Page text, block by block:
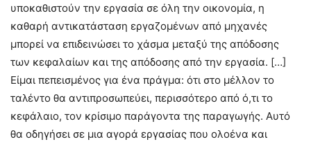
υποκαθιστούν την εργασία σε όλη την οικονομία, η
καθαρή αντικατάσταση εργαζομένων από μηχανές
μπορεί να επιδεινώσει το χάσμα μεταξύ της απόδοσης
των κεφαλαίων και της απόδοσης από την εργασία. […]
Είμαι πεπεισμένος για ένα πράγμα: ότι στο μέλλον το
ταλέντο θα αντιπροσωπεύει, περισσότερο από ό,τι το
κεφάλαιο, τον κρίσιμο παράγοντα της παραγωγής. Αυτό
θα οδηγήσει σε μια αγορά εργασίας που ολοένα και